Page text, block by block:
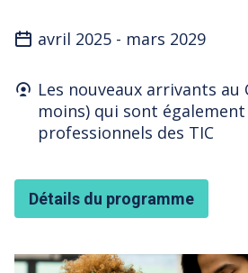
avril 2025 - mars 2029
Who's it for
Les nouveaux arrivants au
moins) qui sont également
professionnels des TIC
Détails du programme
Featured Image